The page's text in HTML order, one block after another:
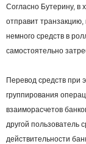
Согласно Бутерину, в
отправит
немного средств в
самостоятельно
Перевод средств при
группирования
взаиморасчетов
другой пользователь
действительности